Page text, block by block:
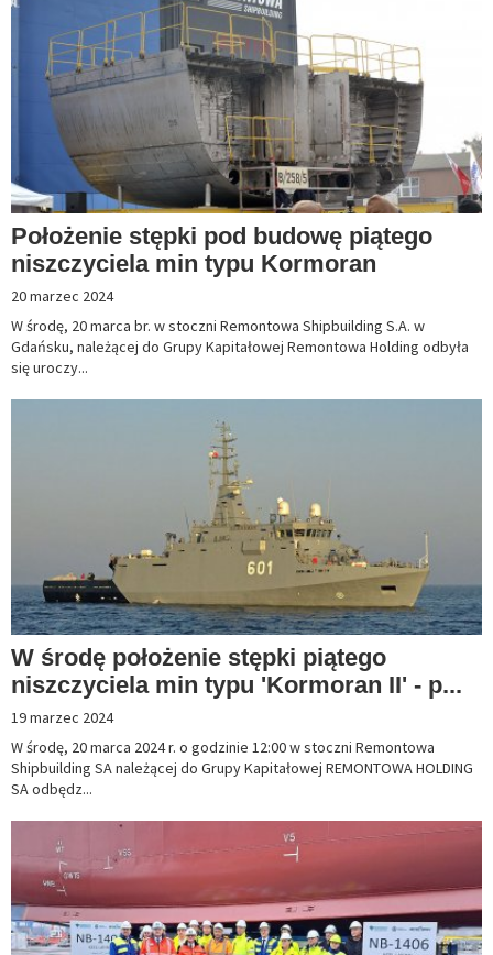
Położenie stępki pod budowę piątego
niszczyciela min typu Kormoran
20 marzec 2024
W środę, 20 marca br. w stoczni Remontowa Shipbuilding S.A. w
Gdańsku, należącej do Grupy Kapitałowej Remontowa Holding odbyła
się uroczy...
W środę położenie stępki piątego
niszczyciela min typu 'Kormoran II' - p...
19 marzec 2024
W środę, 20 marca 2024 r. o godzinie 12:00 w stoczni Remontowa
Shipbuilding SA należącej do Grupy Kapitałowej REMONTOWA HOLDING
SA odbędz...